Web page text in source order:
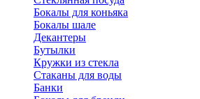
Бокалы для коньяка
Бокалы шале
Декантеры
Бутылки
Кружки из стекла
Стаканы для воды
Банки